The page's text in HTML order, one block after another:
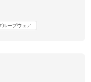
ループウェア